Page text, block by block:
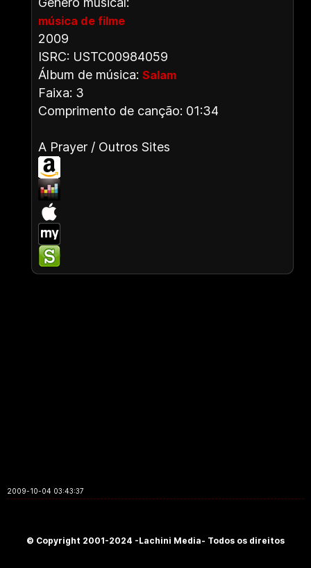
música de filme
2009
ISRC: USTC00984059
Álbum de música: Salam
Faixa: 3
Comprimento de canção: 01:34
A Prayer / Outros Sites
2009-10-04 03:43:37
© Copyright 2001-2024 -Lachini Media- Todos os direitos